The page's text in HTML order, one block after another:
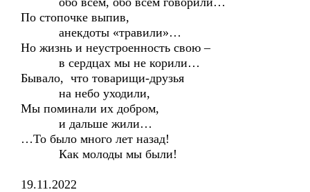
По стопочке выпив,
анекдоты «травили»…
Но жизнь и неустроенность свою –
в сердцах мы не корили…
Бывало, что товарищи-друзья
на небо уходили,
Мы поминали их добром,
и дальше жили…
…То было много лет назад!
Как молоды мы были!
19.11.2022